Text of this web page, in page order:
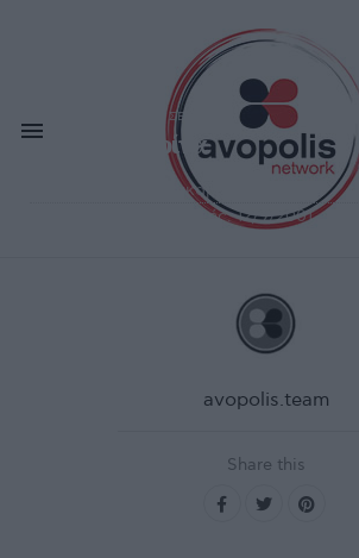
ΣΕΠ 13,2001
Διάφανα Κρίνα
Θέατρο Λυκαβηττού, Αθήνα
Ημερομηνία διεξαγωγής: 12/9/2001
avopolis.team
Share this